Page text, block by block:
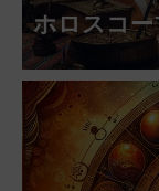
ホロスコー